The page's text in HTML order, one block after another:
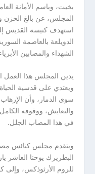
بخيت، وباسم الأمانة
المجلس، عن بالغ الحزن
استهدف كنيسة القديس
الدويلعة بالعاصمة
الشهداء والمصابين
يدين المجلس هذا العمل
ويعتدي على قدسية الحياة
سوى الدمار، وأن
والتعايش، ووقوفه
في هذا المصاب الجلل.
ويتقدم مجلس كنائس
البطريرك يوحنا العاشر
للروم الأرثوذكس، وإلى